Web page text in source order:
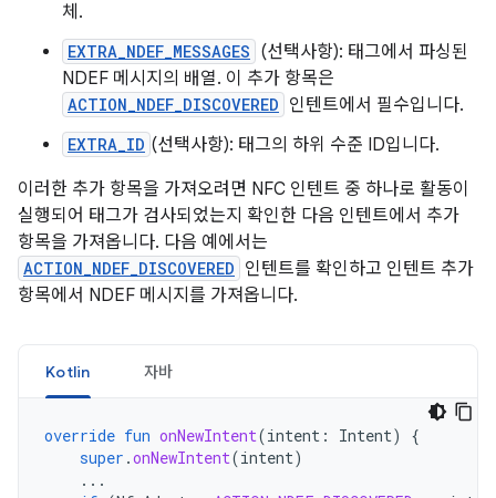
체.
EXTRA_NDEF_MESSAGES (선택사항): 태그에서 파싱된
NDEF 메시지의 배열. 이 추가 항목은
ACTION_NDEF_DISCOVERED 인텐트에서 필수입니다.
EXTRA_ID (선택사항): 태그의 하위 수준 ID입니다.
이러한 추가 항목을 가져오려면 NFC 인텐트 중 하나로 활동이
실행되어 태그가 검사되었는지 확인한 다음 인텐트에서 추가
항목을 가져옵니다. 다음 예에서는
ACTION_NDEF_DISCOVERED 인텐트를 확인하고 인텐트 추가
항목에서 NDEF 메시지를 가져옵니다.
Kotlin 자바
override fun onNewIntent(intent : Intent)
{
super .onNewIntent(intent)
...